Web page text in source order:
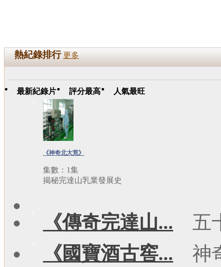
熱紀錄排行 更多
最新紀錄片 評分最高 人氣最旺
《神奇北大荒》
集數：1集
揭秘完達山乳業發展史
《傳奇完達山... 五
《國寶酒古窖... 神